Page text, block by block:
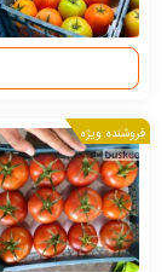
فروشنده ویژه